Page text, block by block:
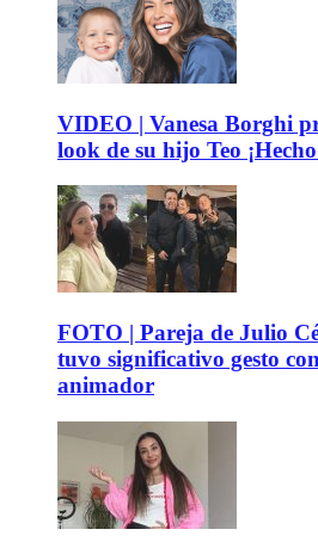
VIDEO | Vanesa Borghi
look de su hijo Teo
FOTO | Pareja de Julio
tuvo significativo gesto
animador